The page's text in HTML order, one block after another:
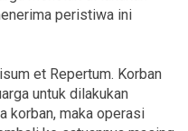
peristiwa ini
et Repertum. Korban
untuk dilakukan
korban, maka operasi